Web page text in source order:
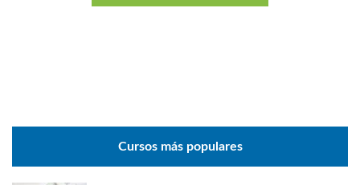
Cursos más populares